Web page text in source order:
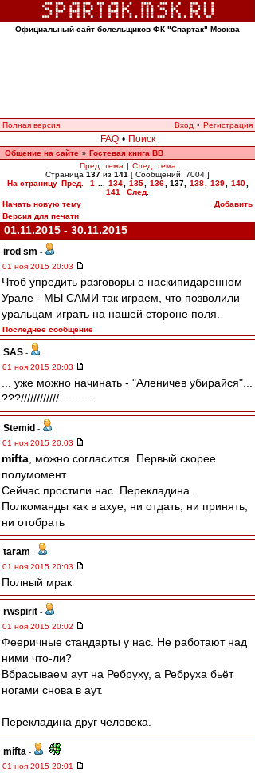
Официальный сайт болельщиков ФК "Спартак" Москва
Полная версия Вход • Регистрация
FAQ • Поиск
Общение на сайте » Гостевая книга ВВ
Пред. тема | След. тема
Страница 137 из 141 [ Сообщений: 7004 ]
На страницу Пред. 1 134 135 136 137 138 139 140
141
След.
Начать новую тему
Добавить
Версия для печати
01.11.2015 - 30.11.2015
irod sm -
01 ноя 2015 20:03
Чтоб упредить разговоры о наскипидаренном
Урале - МЫ САМИ так играем, что позволили
уральцам играть на нашей стороне поля.
Последнее сообщение
SAS -
01 ноя 2015 20:03
... уже можно начинать - "Аленичев убирайся"...
???////////////...........
Stemid -
01 ноя 2015 20:03
mifta , можно согласится. Первый скорее
полумомент.
Сейчас простили нас. Перекладина.
Полкоманды как в ахуе, ни отдать, ни принять,
ни отобрать
taram -
01 ноя 2015 20:03
Полный мрак
rwspirit -
01 ноя 2015 20:02
Фееричные стандарты у нас. Не работают над
ними что-ли?
Вбрасываем аут на Ребруху, а Ребруха бьёт
ногами снова в аут.
Перекладина друг человека.
mifta -
01 ноя 2015 20:01